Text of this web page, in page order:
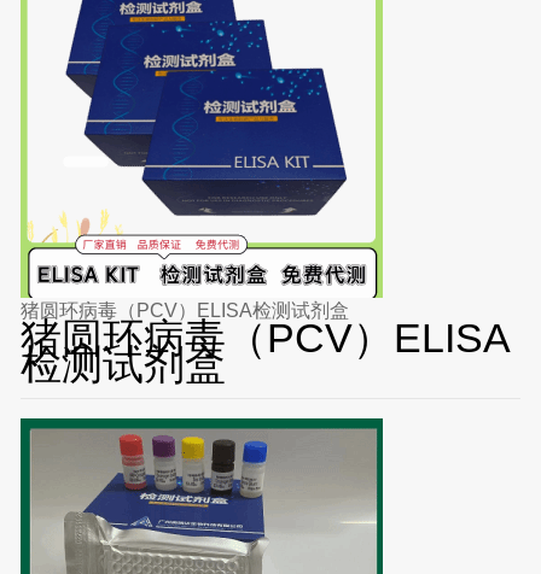
猪圆环病毒（PCV）ELISA检测试剂盒
猪圆环病毒（PCV）ELISA
检测试剂盒